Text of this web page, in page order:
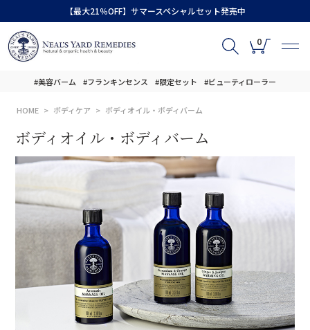
【最大21％OFF】サマースペシャルセット発売中
0
#美容バーム #フランキンセンス #限定セット #ビューティローラー
HOME ボディケア ボディオイル・ボディバーム
ボディオイル・ボディバーム